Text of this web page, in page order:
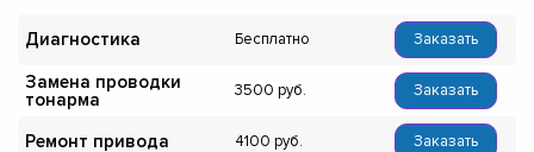
Диагностика Бесплатно Заказать
Замена проводки
тонарма
3500 Заказать
Ремонт привода 4100 Заказать